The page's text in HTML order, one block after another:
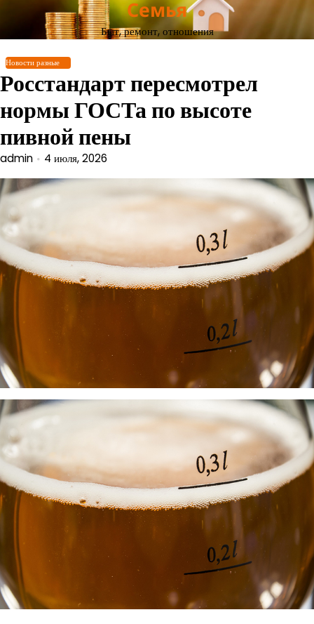
Перейти
содержимому
Семья
Быт, ремонт, отношения
Новости разные
Росстандарт пересмотрел
нормы ГОСТа по высоте
пивной пены
admin 4 июля, 2026